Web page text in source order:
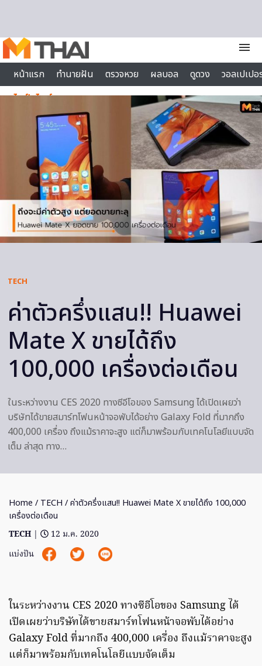
menu
หน้าแรก
ทำนายฝัน ตรวจหวย ผลบอล ดูดวง
วอลเปเป
ไลฟ์สไตล์
TECH
ค่าตัวครึ่งแสน!! Huawei
Mate X ขายได้ถึง
100,000 เครื่องต่อเดือน
ในระหว่างงาน CES 2020 ทางซีอีโอของ Samsung ได้เปิดเผยว่า
บริษัทได้ขายสมาร์ทโฟนหน้าจอพับได้อย่าง Galaxy Fold ที่มากถึง
400,000 เครื่อง ถึงแม้ราคาจะสูง แต่ก็มาพร้อมกับเทคโนโลยีแบบจัด
เต็ม ล่าสุด ทาง…
Home / TECH / ค่าตัวครึ่งแสน!! Huawei Mate X ขายได้ถึง 100,000
เครื่องต่อเดือน
TECH |
12 ม.ค. 2020
แบ่งปัน
ในระหว่างงาน CES 2020 ทางซีอีโอของ Samsung ได้
เปิดเผยว่าบริษัทได้ขายสมาร์ทโฟนหน้าจอพับได้อย่าง
Galaxy Fold ที่มากถึง 400,000 เครื่อง ถึงแม้ราคาจะสูง
แต่ก็มาพร้อมกับเทคโนโลยีแบบจัดเต็ม